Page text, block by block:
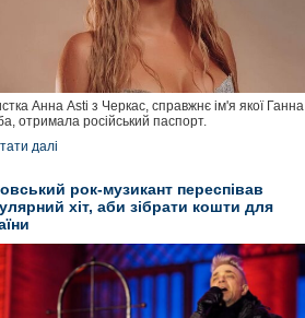
Анна Asti з Черкас, справжнє ім'я якої Ганна
отримала російський паспорт.
далі
рок-музикант переспівав
хіт, аби зібрати кошти для